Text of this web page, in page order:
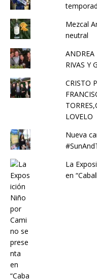
Mezcal
neutral
ANDREA
RIVAS Y
CRISTO
LOVELO
Nueva
La
en